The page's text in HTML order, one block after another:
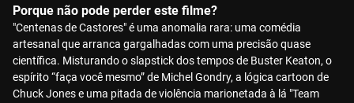
Porque não pode perder este filme?
"Centenas de Castores" é uma anomalia rara: uma comédia
artesanal que arranca gargalhadas com uma precisão quase
científica. Misturando o slapstick dos tempos de Buster Keaton, o
espírito “faça você mesmo” de Michel Gondry, a lógica cartoon de
Chuck Jones e uma pitada de violência marionetada à lá "Team